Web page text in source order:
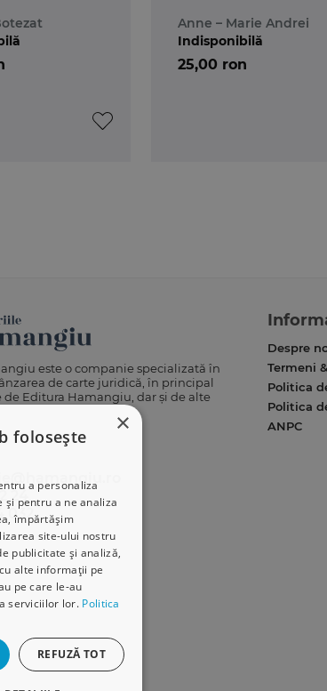
Anne – Marie Andrei
25,00 ron
Indisponibilă
×
folosește
a personaliza
pentru a ne analiza
împărtășim
site-ului nostru
publicitate și analiză,
alte informații pe
pe care le-au
serviciilor lor. Politica
REFUZĂ TOT
este o companie specializată în
de carte juridică, în principal
Editura Hamangiu, dar și de alte
24
032
Despre
Termeni
Politica
Politica
ANPC